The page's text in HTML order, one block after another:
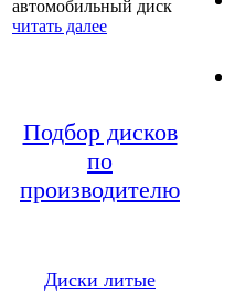
автомобильный диск
читать далее
Подбор дисков
по
производителю
Диски литые